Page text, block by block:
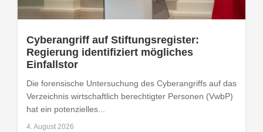
Cyberangriff auf Stiftungsregister:
Regierung identifiziert mögliches
Einfallstor
Die forensische Untersuchung des Cyberangriffs auf das
Verzeichnis wirtschaftlich berechtigter Personen (VwbP)
hat ein potenzielles...
4. August 2026